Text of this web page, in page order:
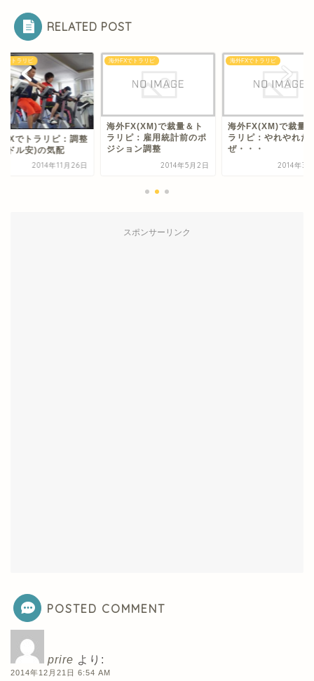
RELATED POST
でトラリピ
FX(XM)で裁量＆ト
ピ：雇用統計前のポ
ョン調整
2014年5月2日
海外FXでトラリピ
海外FX(XM)で裁量＆ト
ラリピ：やれやれだ
ぜ・・・
2014年3月26日
海外FXでトラリピ
海外FXでトラリピ
(円高ドル安)の気配
2014年11
スポンサーリンク
POSTED COMMENT
prire より:
2014年12月21日 6:54 AM